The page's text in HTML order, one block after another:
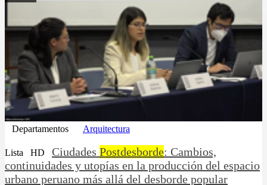
Departamentos Arquitectura
Lista HD Ciudades Postdesborde: Cambios,
continuidades y utopías en la producción del espacio
urbano peruano más allá del desborde popular